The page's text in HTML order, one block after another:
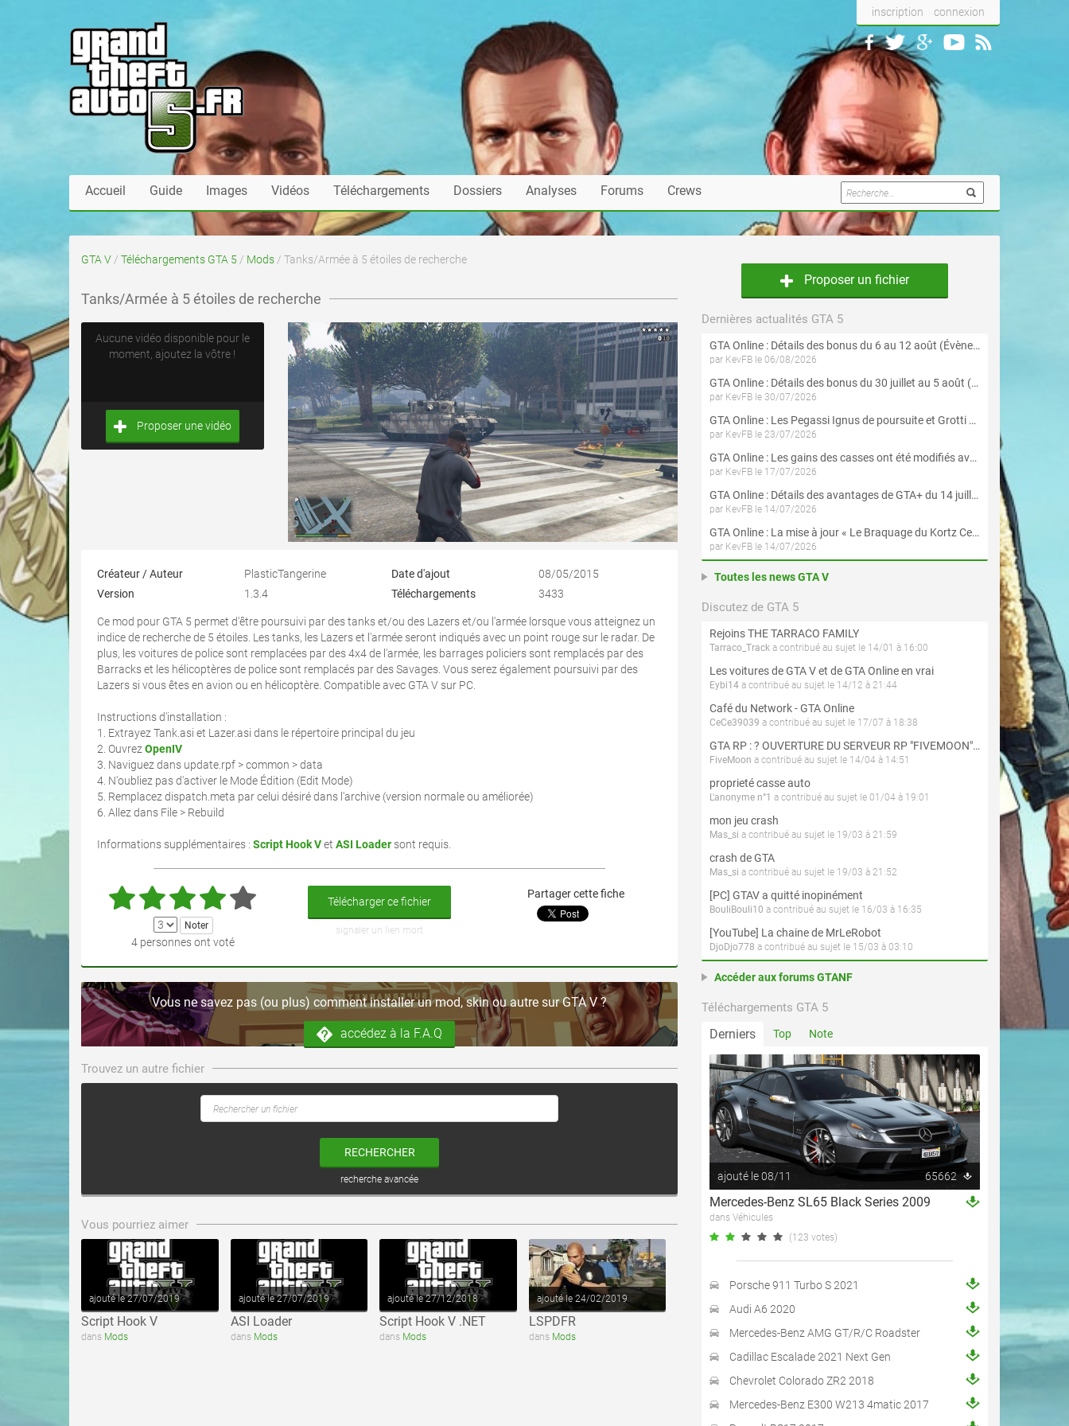
inscription connexion
Accueil Guide Images Vidéos Téléchargements Dossiers Analyses Forums Crews
GTA V / Téléchargements GTA 5 / Mods / Tanks/Armée à 5 étoiles de recherche
Tanks/Armée à 5 étoiles de recherche
Aucune vidéo disponible pour le
moment, ajoutez la vôtre !
Proposer une vidéo
Créateur / Auteur PlasticTangerine Date d'ajout
08/05/2015
Version
1.3.4 Téléchargements 3433
Ce mod pour GTA 5 permet d'être poursuivi par des tanks et/ou des Lazers et/ou l'armée lorsque vous atteignez un
indice de recherche de 5 étoiles. Les tanks, les Lazers et l'armée seront indiqués avec un point rouge sur le radar. De
plus, les voitures de police sont remplacées par des 4x4 de l'armée, les barrages policiers sont remplacés par des
Barracks et les hélicoptères de police sont remplacés par des Savages. Vous serez également poursuivi par des
Lazers si vous êtes en avion ou en hélicoptère. Compatible avec GTA V sur PC.
Instructions d'installation :
1. Extrayez Tank.asi et Lazer.asi dans le répertoire principal du jeu
2. Ouvrez OpenIV
3. Naviguez dans update.rpf > common > data
4. N'oubliez pas d'activer le Mode Édition (Edit Mode)
5. Remplacez dispatch.meta par celui désiré dans l'archive (version normale ou améliorée)
6. Allez dans File > Rebuild
Informations supplémentaires : Script Hook Vet ASI Loader sont requis.
4 personnes ont voté
Télécharger ce fichier
signaler un lien mort
Partager cette fiche
Vous ne savez pas (ou plus) comment installer un mod, skin ou autre sur GTA V ?
accédez à la F.A.Q
Trouvez un autre fichier
RECHERCHER
recherche avancée
Vous pourriez aimer
ajouté le 27/07/2019
Script Hook V
dans Mods
ajouté le 27/07/2019
ASI Loader
dans Mods
ajouté le 27/12/2018
Script Hook V .NET
dans Mods
ajouté le 24/02/2019
LSPDFR
dans Mods
Proposer un fichier
Dernières actualités GTA 5
GTA Online : Détails des bonus du 6 au 12 août (Évènement « Braquages de l'été » - Suite et fin)
par KevFB le 06/08/2026
GTA Online : Détails des bonus du 30 juillet au 5 août (Évènement « Braquages d'été »)
par KevFB le 30/07/2026
GTA Online : Les Pegassi Ignus de poursuite et Grotti Veleno GT sont maintenant disponibles
par KevFB le 23/07/2026
GTA Online : Les gains des casses ont été modifiés avec la mise à jour « Le Braquage du Kortz Center »
par KevFB le 17/07/2026
GTA Online : Détails des avantages de GTA+ du 14 juillet au 12 août
par KevFB le 14/07/2026
GTA Online : La mise à jour « Le Braquage du Kortz Center » est maintenant disponible
par KevFB le 14/07/2026
Toutes les news GTA V
Discutez de GTA 5
Rejoins THE TARRACO FAMILY
Tarraco_Track a contribué au sujet le 14/01 à 16:00
Les voitures de GTA V et de GTA Online en vrai
Eybi14 a contribué au sujet le 14/12 à 21:44
Café du Network - GTA Online
CeCe39039 a contribué au sujet le 17/07 à 18:38
GTA RP : ? OUVERTURE DU SERVEUR RP "FIVEMOON"  ACCÈS LIBRE ?
FiveMoon a contribué au sujet le 14/04 à 14:51
proprieté casse auto
L'anonyme n°1 a contribué au sujet le 01/04 à 19:01
mon jeu crash
Mas_si a contribué au sujet le 19/03 à 21:59
crash de GTA
Mas_si a contribué au sujet le 19/03 à 21:52
[PC] GTAV a quitté inopinément
BouliBouli10 a contribué au sujet le 16/03 à 16:35
[YouTube] La chaine de MrLeRobot
DjoDjo778 a contribué au sujet le 15/03 à 03:10
Accéder aux forums GTANF
Téléchargements GTA 5
Derniers Top Note
ajouté le 08/11 65662
Mercedes-Benz SL65 Black Series 2009
dans Véhicules
(123 votes)
Porsche 911 Turbo S 2021
Audi A6 2020
Mercedes-Benz AMG GT/R/C Roadster
Cadillac Escalade 2021 Next Gen
Chevrolet Colorado ZR2 2018
Mercedes-Benz E300 W213 4matic 2017